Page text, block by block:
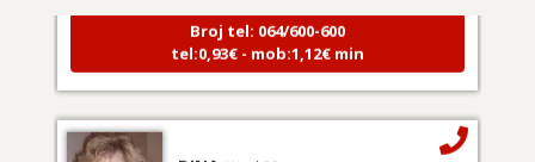
Broj tel: 064/600-600
tel:0,93€ - mob:1,12€ min